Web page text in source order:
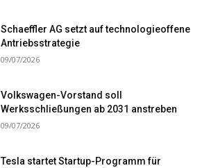
Schaeffler AG setzt auf technologieoffene
Antriebsstrategie
09/07/2026
Volkswagen-Vorstand soll
Werksschließungen ab 2031 anstreben
09/07/2026
Tesla startet Startup-Programm für